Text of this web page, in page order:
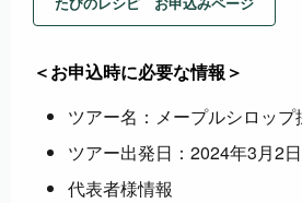
＜お申込時に必要な情報＞
ツアー名：メープルシロッ
ツアー出発日：2024年3月2日
代表者様情報